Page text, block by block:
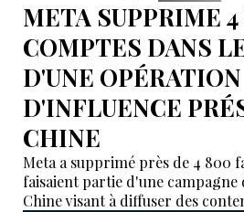
META SUPPRIME
COMPTES DANS
D'UNE OPÉRATION
D'INFLUENCE
CHINE
Meta a supprimé près de 4 800
faisaient partie d'une campagne
Chine visant à diffuser des